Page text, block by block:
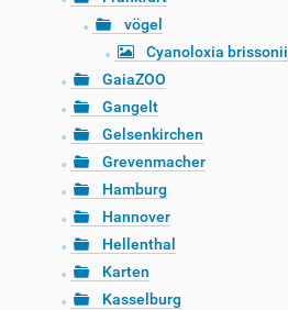
vögel
Cyanoloxia brissonii
GaiaZOO
Gangelt
Gelsenkirchen
Grevenmacher
Hamburg
Hannover
Hellenthal
Karten
Kasselburg